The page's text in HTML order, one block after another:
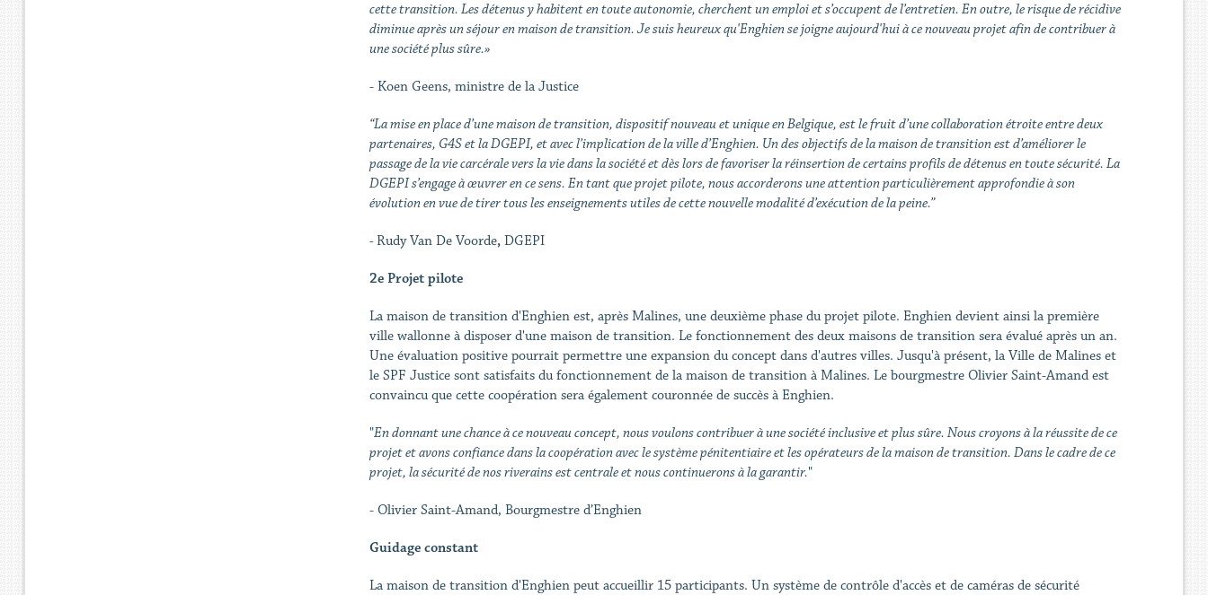
cette transition. Les détenus y habitent en toute autonomie, cherchent un emploi et s’occupent de l’entretien. En outre, le risque de récidive
diminue après un séjour en maison de transition. Je suis heureux qu'Enghien se joigne aujourd'hui à ce nouveau projet afin de contribuer à
une société plus sûre.»
- Koen Geens, ministre de la Justice
“La mise en place d’une maison de transition, dispositif nouveau et unique en Belgique, est le fruit d’une collaboration étroite entre deux
partenaires, G4S et la DGEPI, et avec l’implication de la ville d’Enghien. Un des objectifs de la maison de transition est d’améliorer le
passage de la vie carcérale vers la vie dans la société et dès lors de favoriser la réinsertion de certains profils de détenus en toute sécurité. La
DGEPI s’engage à œuvrer en ce sens. En tant que projet pilote, nous accorderons une attention particulièrement approfondie à son
évolution en vue de tirer tous les enseignements utiles de cette nouvelle modalité d’exécution de la peine.”
- Rudy Van De Voorde,DGEPI
2e Projet pilote
La maison de transition d'Enghien est, après Malines, une deuxième phase du projet pilote. Enghien devient ainsi la première
ville wallonne à disposer d'une maison de transition. Le fonctionnement des deux maisons de transition sera évalué après un an.
Une évaluation positive pourrait permettre une expansion du concept dans d'autres villes. Jusqu'à présent, la Ville de Malines et
le SPF Justice sont satisfaits du fonctionnement de la maison de transition à Malines. Le bourgmestre Olivier Saint-Amand est
convaincu que cette coopération sera également couronnée de succès à Enghien.
"En donnant une chance à ce nouveau concept, nous voulons contribuer à une société inclusive et plus sûre. Nous croyons à la réussite de ce
projet et avons confiance dans la coopération avec le système pénitentiaire et les opérateurs de la maison de transition. Dans le cadre de ce
projet, la sécurité de nos riverains est centrale et nous continuerons à la garantir."
- Olivier Saint-Amand, Bourgmestre d’Enghien
Guidage constant
La maison de transition d'Enghien peut accueillir 15 participants. Un système de contrôle d'accès et de caméras de sécurité